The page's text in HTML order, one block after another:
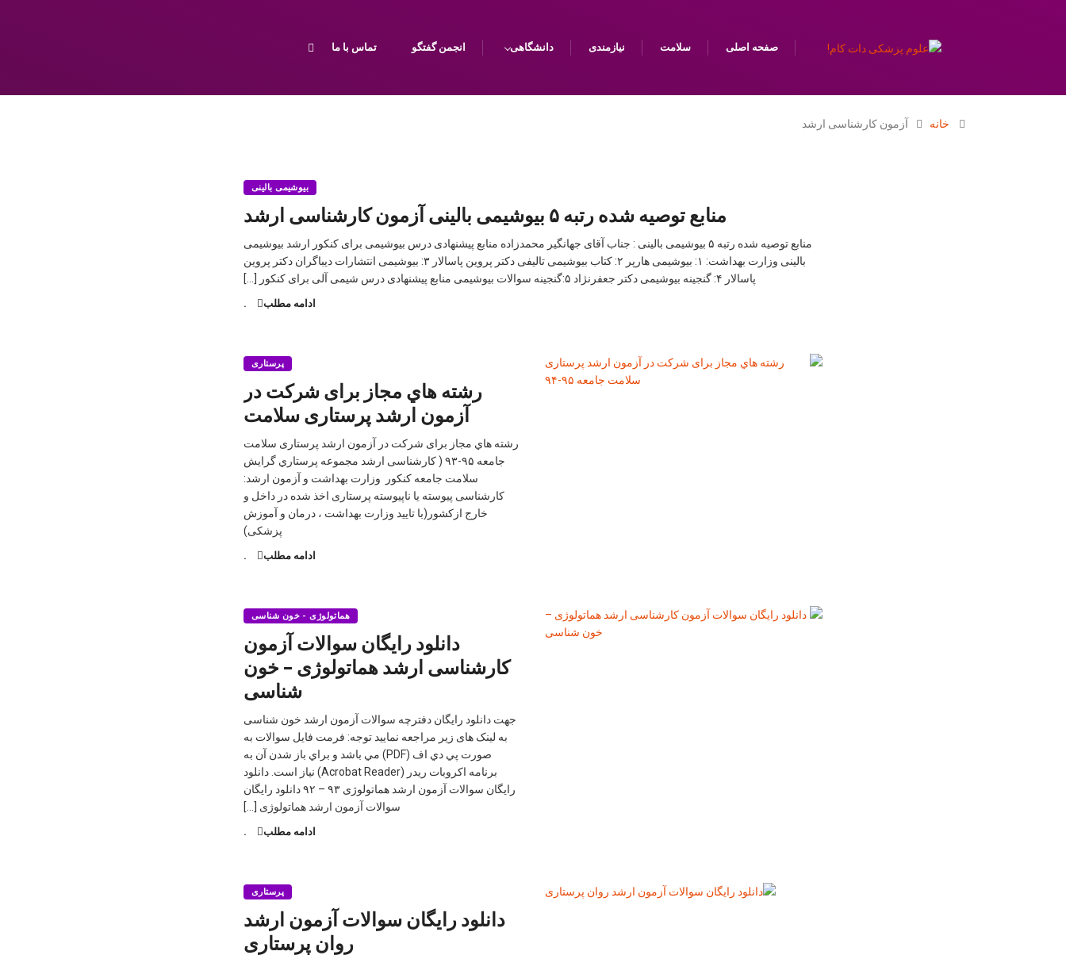
صفحه اصلی سلامت نیازمندی دانشگاهی انجمن گفتگو تماس با ما
خانه آزمون کارشناسی ارشد
بیوشیمی بالینی
منابع توصیه شده رتبه ۵ بیوشیمی بالینی آزمون کارشناسی ارشد
منابع توصیه شده رتبه ۵ بیوشیمی بالینی : جناب آقای جهانگیر محمدزاده منابع پیشنهادی درس بیوشیمی برای کنکور ارشد بیوشیمی
بالینی وزارت بهداشت: ۱: بیوشیمی هارپر ۲: کتاب بیوشیمی تالیفی دکتر پروین پاسالار ۳: بیوشیمی انتشارات دیباگران دکتر پروین
پاسالار ۴: گنجینه بیوشیمی دکتر جعفرنژاد ۵:گنجینه سوالات بیوشیمی منابع پیشنهادی درس شیمی آلی برای کنکور […]
ادامه مطلب .
پرستاری
رشته هاي مجاز برای شركت در
آزمون ارشد پرستاری سلامت
رشته هاي مجاز برای شركت در آزمون ارشد پرستاری سلامت
جامعه ۹۵-۹۳ ( کارشناسی ارشد مجموعه پرستاري گرايش
سلامت جامعه کنکور وزارت بهداشت و آزمون ارشد:
کارشناسی پیوسته یا ناپیوسته پرستاری اخذ شده در داخل و
خارج ازکشور(با تایید وزارت بهداشت ، درمان و آموزش
پزشکی)
ادامه مطلب .
هماتولوژی - خون شناسی
دانلود رایگان سوالات آزمون
كارشناسی ارشد هماتولوژی – خون
شناسی
جهت دانلود رایگان دفترچه سوالات آزمون ارشد خون شناسی
به لینک های زیر مراجعه نمایید توجه: فرمت فايل سوالات به
صورت پي دي اف (PDF) مي باشد و براي باز شدن آن به
برنامه اكروبات ريدر (Acrobat Reader) نياز است. دانلود
رایگان سوالات آزمون ارشد هماتولوژی ۹۳ – ۹۲ دانلود رایگان
سوالات آزمون ارشد هماتولوژی […]
ادامه مطلب .
پرستاری
دانلود رایگان سوالات آزمون ارشد
روان پرستاری